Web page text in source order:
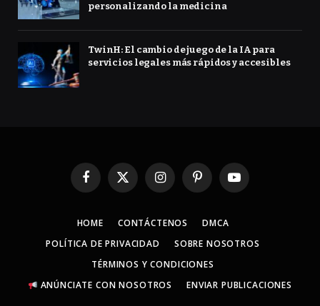
personalizando la medicina
TwinH: El cambio de juego de la IA para
servicios legales más rápidos y accesibles
Facebook
X
InstagramPinterestYouTube
HOME CONTÁCTENOS
DMCA
POLÍTICA DE PRIVACIDAD
SOBRE NOSOTROS
TÉRMINOS Y CONDICIONES
ANÚNCIATE CON NOSOTROS
ENVIAR PUBLICACIONES